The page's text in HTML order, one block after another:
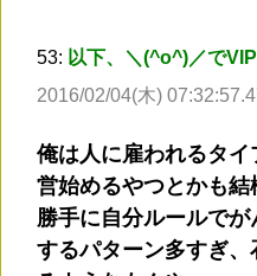
53: 以下、＼(^o^)／で
2016/02/04(木)
俺は人に雇われるタ
営始めるやつとかも結
勝手に自分ルールで
するパターン多すぎ